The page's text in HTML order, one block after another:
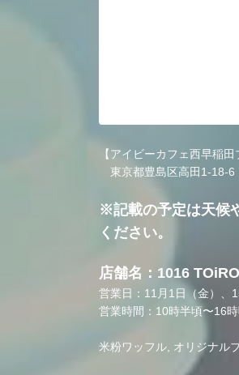
【アイビーカフェ西早稲田
東京都豊島区高田1-18-6
※記載の予定は天候
ください。
店舗名：1016
営業日：11月1日（金）、
営業時間：10時半頃〜16
米粉ワッフル, オリジナル